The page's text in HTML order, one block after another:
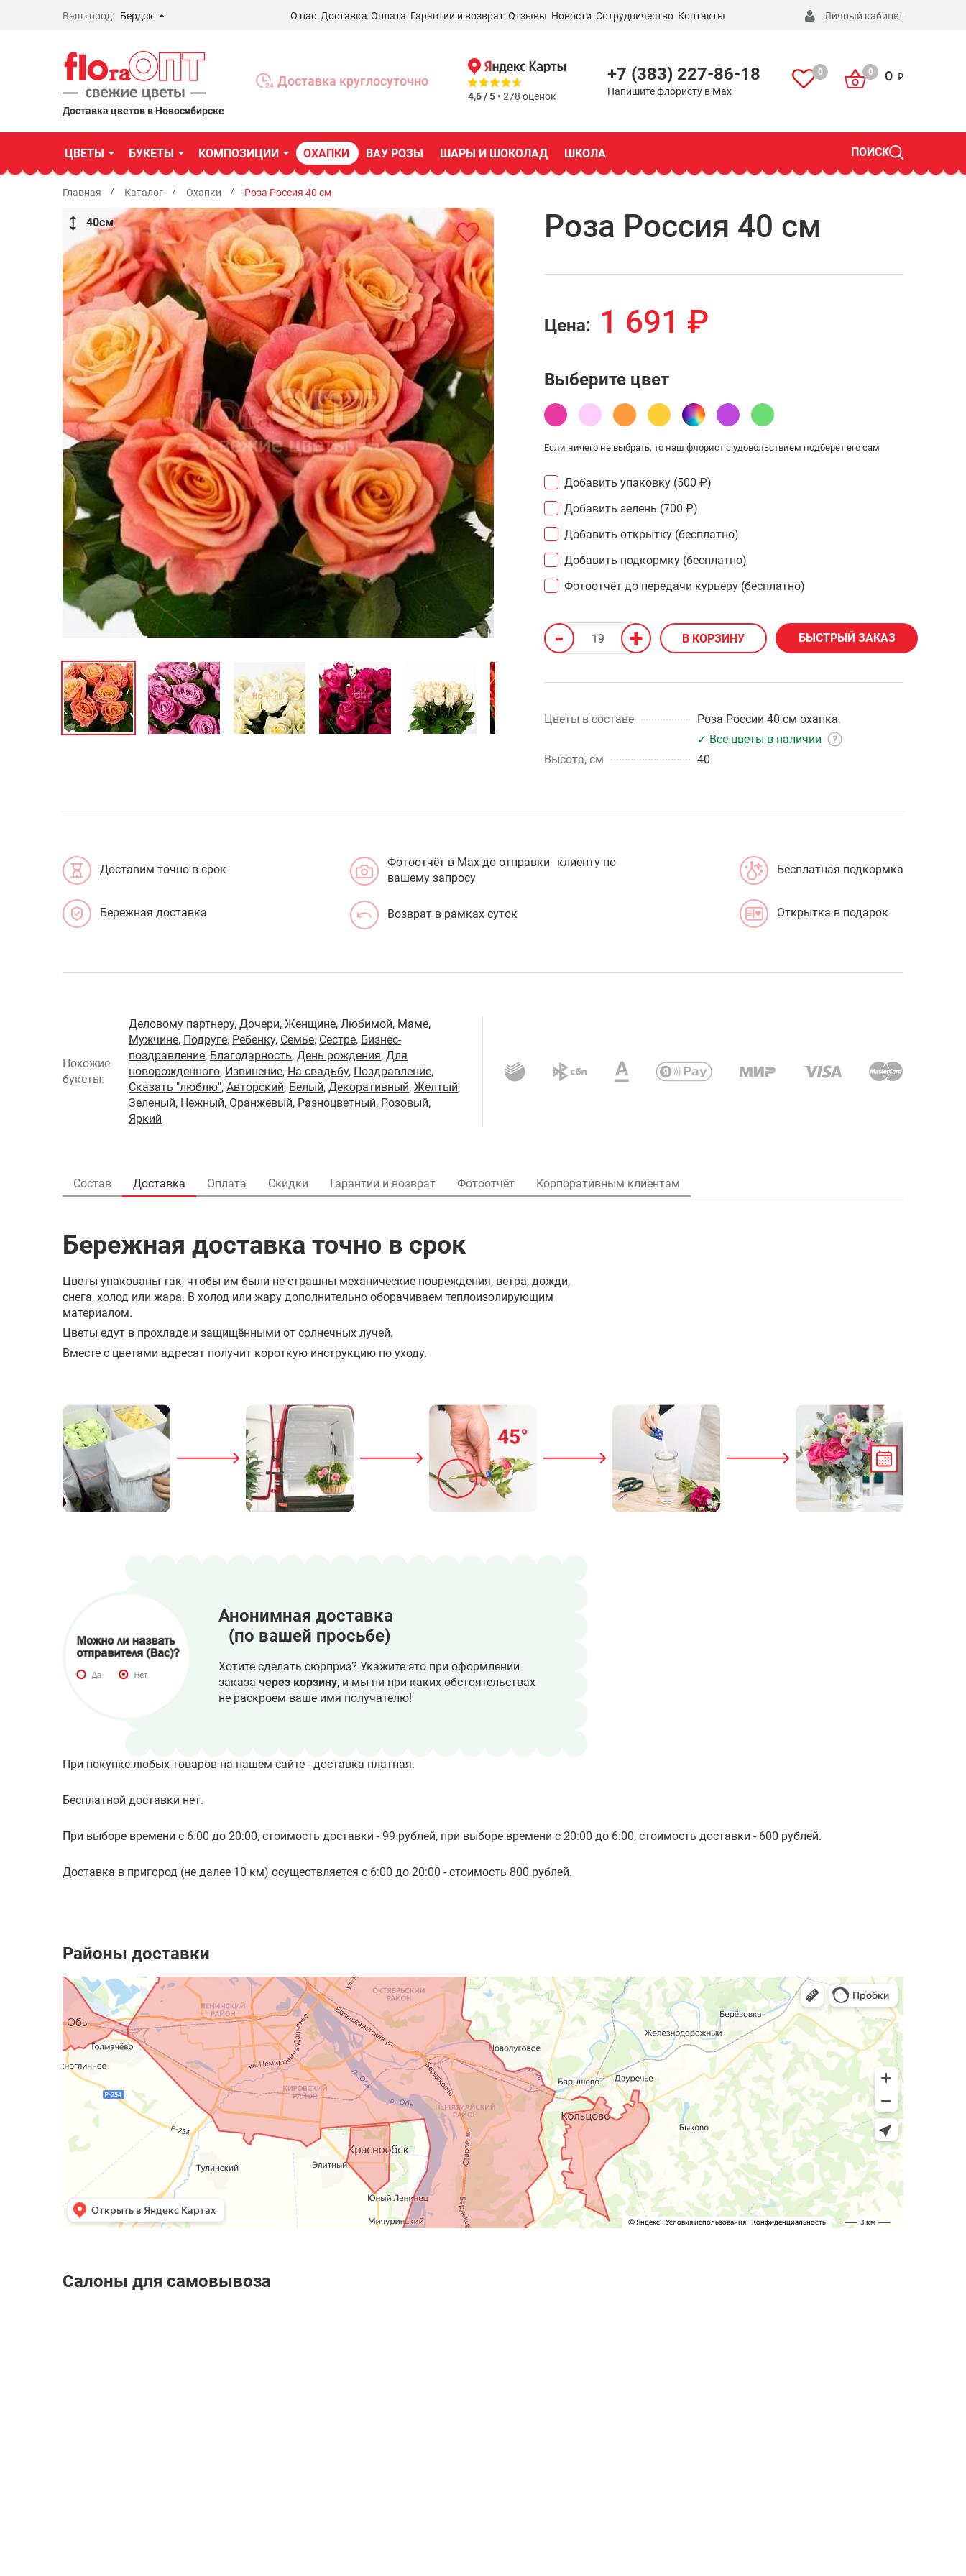
Ваш город: Бердск
Бердск
О нас Доставка Оплата Гарантии и возврат Отзывы Новости Сотрудничество Контакты Личный кабинет
Доставка цветов в Новосибирске
Доставка круглосуточно
4,6 / 5 •278 оценок
+7 (383) 227-86-18
Напишите флористу в Max
0 0 0
ЦВЕТЫ БУКЕТЫ КОМПОЗИЦИИ ОХАПКИ ВАУ РОЗЫ ШАРЫ И ШОКОЛАД ШКОЛА ПОИСК
Главная Каталог Охапки Роза Россия 40 см
40см Роза Россия 40 см
Цена: 1 691 ₽
Выберите цвет
Если ничего не выбрать, то наш флорист с удовольствием подберёт его сам
Добавить упаковку (500 ₽)
Добавить зелень (700 ₽)
Добавить открытку (бесплатно)
Добавить подкормку (бесплатно)
Фотоотчёт до передачи курьеру (бесплатно)
- + В КОРЗИНУ БЫСТРЫЙ ЗАКАЗ
Цветы в составе Роза России 40 см охапка,
✓ Все цветы в наличии
Высота, см
40
Доставим точно в срок
Бережная доставка
Фотоотчёт в Max до отправки клиенту по
вашему запросу
Возврат в рамках суток
Бесплатная подкормка
Открытка в подарок
Похожие
букеты:
Деловому партнеру, Дочери, Женщине, Любимой, Маме,
Мужчине, Подруге, Ребенку, Семье, Сестре, Бизнес-
поздравление, Благодарность, День рождения, Для
новорожденного, Извинение, На свадьбу, Поздравление,
Сказать "люблю", Авторский, Белый, Декоративный, Желтый,
Зеленый, Нежный, Оранжевый, Разноцветный, Розовый,
Яркий
Состав Доставка Оплата Скидки Гарантии и возврат Фотоотчёт Корпоративным клиентам
Бережная доставка точно в срок
Цветы упакованы так, чтобы им были не страшны механические повреждения, ветра, дожди,
снега, холод или жара. В холод или жару дополнительно оборачиваем теплоизолирующим
материалом.
Цветы едут в прохладе и защищёнными от солнечных лучей.
Вместе с цветами адресат получит короткую инструкцию по уходу.
Анонимная доставка
(по вашей просьбе)
Хотите сделать сюрприз? Укажите это при оформлении
заказа через корзину, и мы ни при каких обстоятельствах
не раскроем ваше имя получателю!
При покупке любых товаров на нашем сайте - доставка платная.
Бесплатной доставки нет.
При выборе времени с 6:00 до 20:00, стоимость доставки - 99 рублей, при выборе времени с 20:00 до 6:00, стоимость доставки - 600 рублей.
Доставка в пригород (не далее 10 км) осуществляется с 6:00 до 20:00 - стоимость 800 рублей.
Районы доставки
Салоны для самовывоза